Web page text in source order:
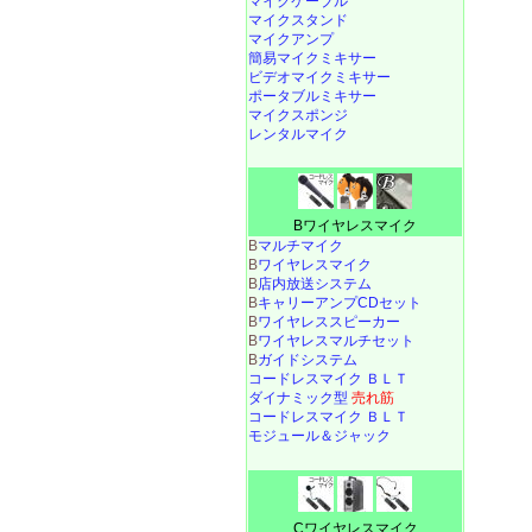
マイクスタンド
マイクアンプ
簡易マイクミキサー
ビデオマイクミキサー
ポータブルミキサー
マイクスポンジ
レンタルマイク
Bワイヤレスマイク
Bマルチマイク
Bワイヤレスマイク
B店内放送システム
BキャリーアンプCDセット
Bワイヤレススピーカー
Bワイヤレスマルチセット
Bガイドシステム
コードレスマイク ＢＬＴ
ダイナミック型 売れ筋
コードレスマイク ＢＬＴ
モジュール＆ジャック
Cワイヤレスマイク